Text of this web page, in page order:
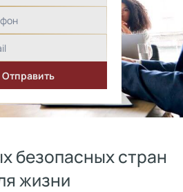
безопасных стран
жизни